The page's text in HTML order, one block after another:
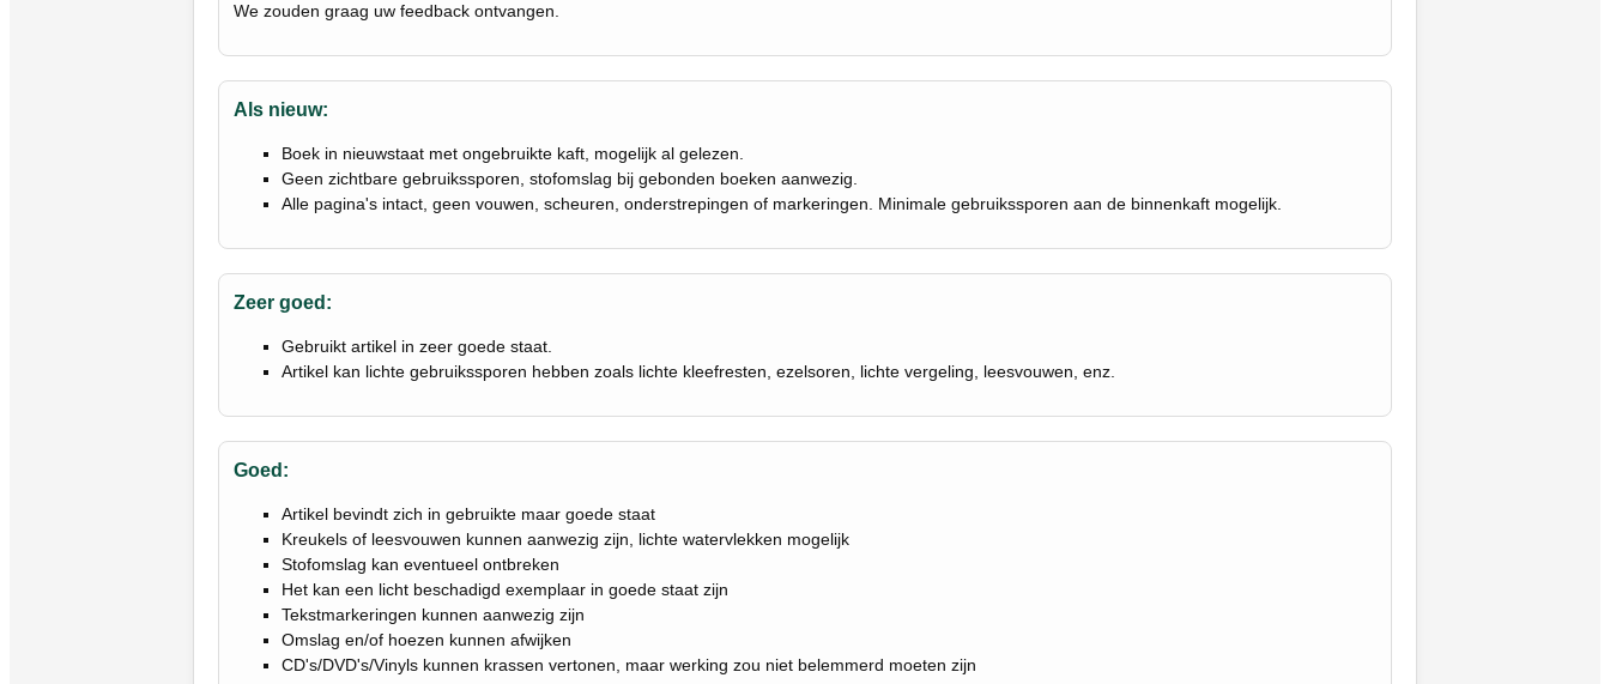
We zouden graag uw feedback ontvangen.
Als nieuw:
Boek in nieuwstaat met ongebruikte kaft, mogelijk al gelezen.
Geen zichtbare gebruikssporen, stofomslag bij gebonden boeken aanwezig.
Alle pagina's intact, geen vouwen, scheuren, onderstrepingen of markeringen. Minimale gebruikssporen aan de binnenkaft mogelijk.
Zeer goed:
Gebruikt artikel in zeer goede staat.
Artikel kan lichte gebruikssporen hebben zoals lichte kleefresten, ezelsoren, lichte vergeling, leesvouwen, enz.
Goed:
Artikel bevindt zich in gebruikte maar goede staat
Kreukels of leesvouwen kunnen aanwezig zijn, lichte watervlekken mogelijk
Stofomslag kan eventueel ontbreken
Het kan een licht beschadigd exemplaar in goede staat zijn
Tekstmarkeringen kunnen aanwezig zijn
Omslag en/of hoezen kunnen afwijken
CD's/DVD's/Vinyls kunnen krassen vertonen, maar werking zou niet belemmerd moeten zijn